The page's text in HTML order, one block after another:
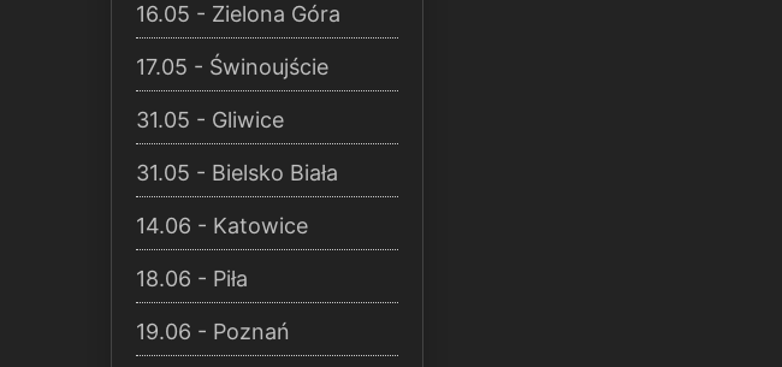
16.05 - Zielona Góra
17.05 - Świnoujście
31.05 - Gliwice
31.05 - Bielsko Biała
14.06 - Katowice
18.06 - Piła
19.06 - Poznań